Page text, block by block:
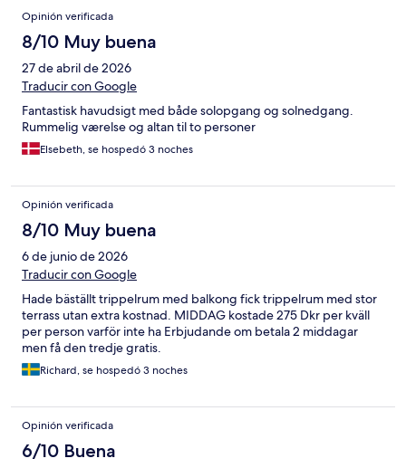
Opinión verificada
8/10 Muy buena
27 de abril de 2026
Traducir con Google
Fantastisk havudsigt med både solopgang og solnedgang.
Rummelig værelse og altan til to personer
Elsebeth, se hospedó 3 noches
Opinión verificada
8/10 Muy buena
6 de junio de 2026
Traducir con Google
Hade bäställt trippelrum med balkong fick trippelrum med stor
terrass utan extra kostnad. MIDDAG kostade 275 Dkr per kväll
per person varför inte ha Erbjudande om betala 2 middagar
men få den tredje gratis.
Richard, se hospedó 3 noches
Opinión verificada
6/10 Buena